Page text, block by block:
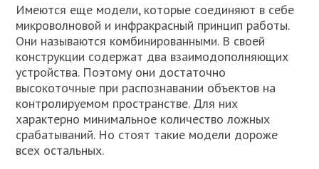
Имеются еще модели, которые соединяют в себе
микроволновой и инфракрасный принцип работы.
Они называются комбинированными. В своей
конструкции содержат два взаимодополняющих
устройства. Поэтому они достаточно
высокоточные при распознавании объектов на
контролируемом пространстве. Для них
характерно минимальное количество ложных
срабатываний. Но стоят такие модели дороже
всех остальных.